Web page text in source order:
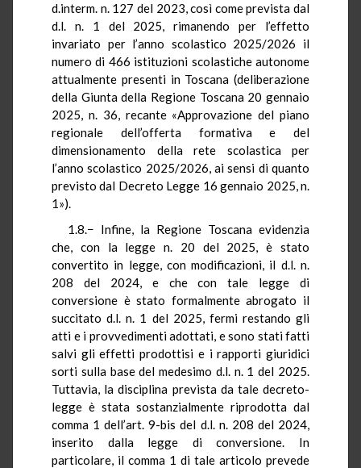
d.interm. n. 127 del 2023, così come prevista dal
d.l. n. 1 del 2025, rimanendo per l’effetto
invariato per l’anno scolastico 2025/2026 il
numero di 466 istituzioni scolastiche autonome
attualmente presenti in Toscana (deliberazione
della Giunta della Regione Toscana 20 gennaio
2025, n. 36, recante «Approvazione del piano
regionale dell’offerta formativa e del
dimensionamento della rete scolastica per
l’anno scolastico 2025/2026, ai sensi di quanto
previsto dal Decreto Legge 16 gennaio 2025, n.
1»).
1.8.− Infine, la Regione Toscana evidenzia
che, con la legge n. 20 del 2025, è stato
convertito in legge, con modificazioni, il d.l. n.
208 del 2024, e che con tale legge di
conversione è stato formalmente abrogato il
succitato d.l. n. 1 del 2025, fermi restando gli
atti e i provvedimenti adottati, e sono stati fatti
salvi gli effetti prodottisi e i rapporti giuridici
sorti sulla base del medesimo d.l. n. 1 del 2025.
Tuttavia, la disciplina prevista da tale decreto-
legge è stata sostanzialmente riprodotta dal
comma 1 dell’art. 9-bis del d.l. n. 208 del 2024,
inserito dalla legge di conversione. In
particolare, il comma 1 di tale articolo prevede